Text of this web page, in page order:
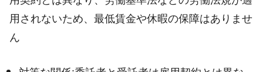
用されないため、最低賃金や休暇の保障はありませ
ん